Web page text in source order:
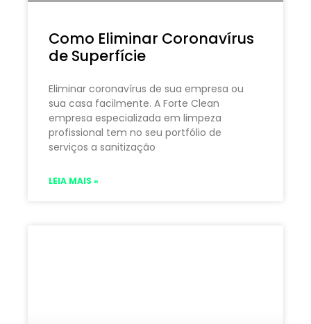
Como Eliminar Coronavírus
de Superfície
Eliminar coronavírus de sua empresa ou
sua casa facilmente. A Forte Clean
empresa especializada em limpeza
profissional tem no seu portfólio de
serviços a sanitização
LEIA MAIS »